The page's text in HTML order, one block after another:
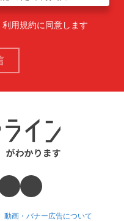
利用規約に同意します
動画・バナー広告について